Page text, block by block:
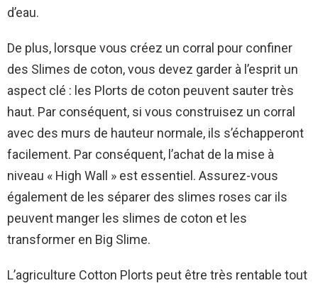
d’eau.
De plus, lorsque vous créez un corral pour confiner
des Slimes de coton, vous devez garder à l’esprit un
aspect clé : les Plorts de coton peuvent sauter très
haut. Par conséquent, si vous construisez un corral
avec des murs de hauteur normale, ils s’échapperont
facilement. Par conséquent, l’achat de la mise à
niveau « High Wall » est essentiel. Assurez-vous
également de les séparer des slimes roses car ils
peuvent manger les slimes de coton et les
transformer en Big Slime.
L’agriculture Cotton Plorts peut être très rentable tout